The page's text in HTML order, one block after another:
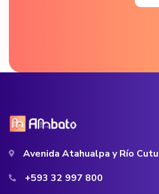
Avenida Atahualpa y Río
+593 32 997 800